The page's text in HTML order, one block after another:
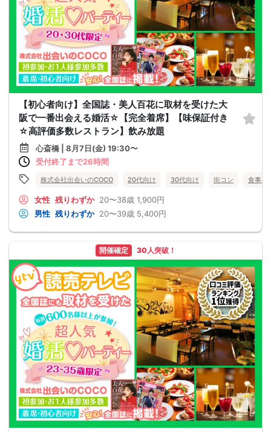
【初心者向け】全国誌・美人百花に取材を受けた大
阪で一番出会える婚活☆【完全着席】【味保証付き
☆高評価多数レストラン】飲み放題
心斎橋 | 8月7日(金) 19:30〜
受付終了まで26時間
株式会社出会いのCOCO 20代向け 30代向け 街コン 食事あ
女性 残りわずか 20〜38歳 1,900円
男性 残りわずか 20〜39歳 5,400円
開催確定 30人突破！